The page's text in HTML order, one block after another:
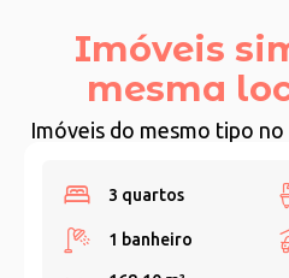
Imóveis
mesma
Imóveis do mesmo tipo
3 quartos
1 banheiro